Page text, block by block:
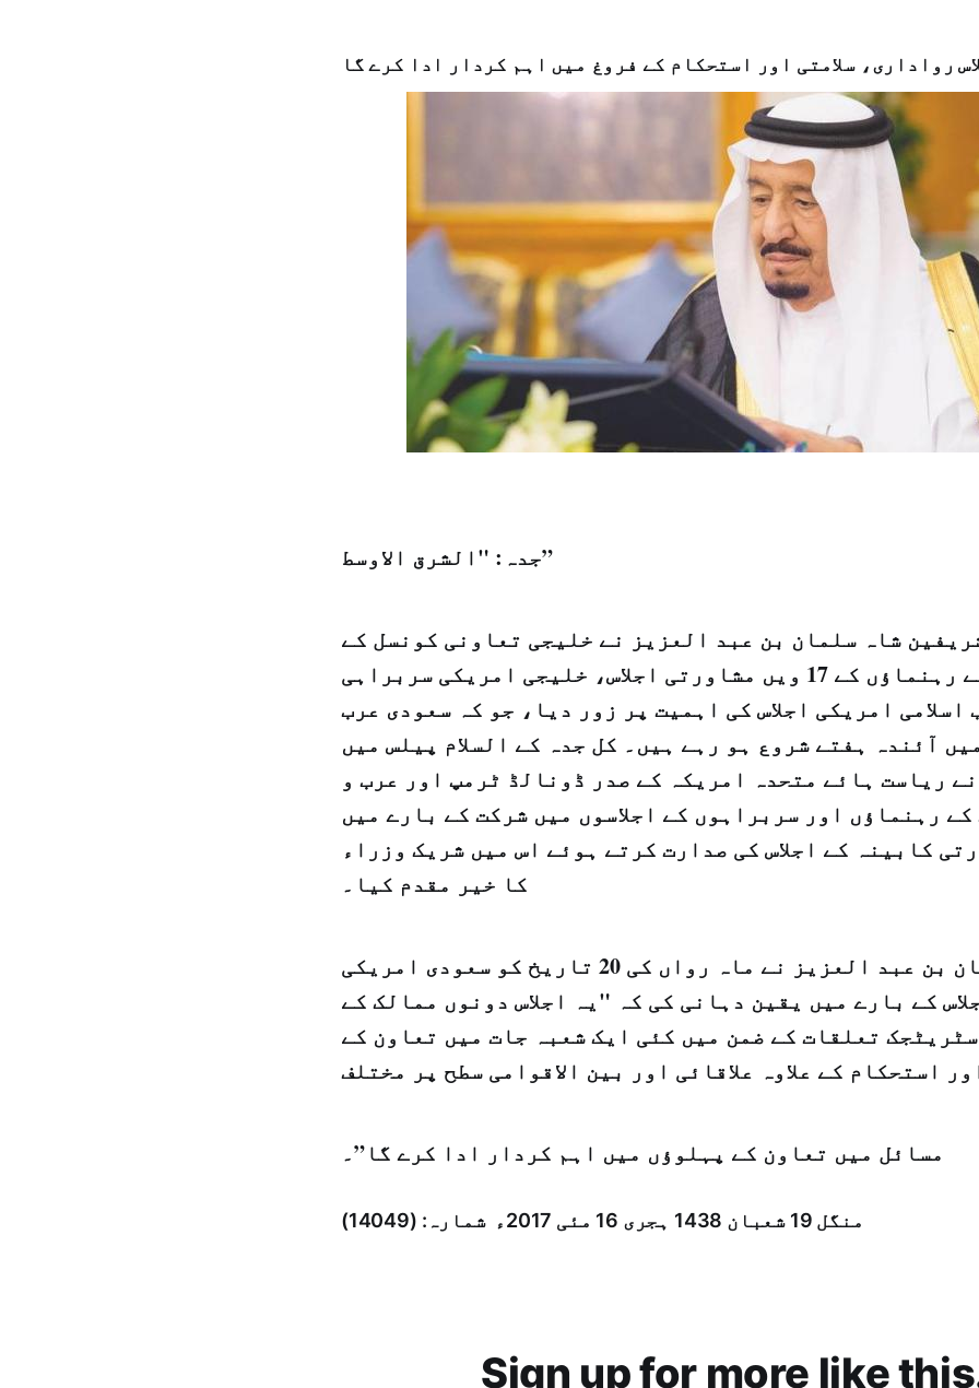
رواداری، سلامتی اور استحکام کے فروغ میں اہم کردار ادا کرے گا
جدہ: "الشرق الاوسط”
شاہ سلمان بن عبد العزیز نے خلیجی تعاونی کونسل کے
رکن ممالک کے رہنماؤں کے 17 ویں مشاورتی اجلاس، خلیجی امریکی سربراہی
اسلامی امریکی اجلاس کی اہمیت پر زور دیا، جو کہ سعودی عرب
آئندہ ہفتے شروع ہو رہے ہیں۔ کل جدہ کے السلام پیلس میں
ریاست ہائے متحدہ امریکہ کے صدر ڈونالڈ ٹرمپ اور عرب و
کے رہنماؤں اور سربراہوں کے اجلاسوں میں شرکت کے بارے میں
کابینہ کے اجلاس کی صدارت کرتے ہوئے اس میں شریک وزراء
کا خیر مقدم کیا۔
شاہ سلمان بن عبد العزیز نے ماہ رواں کی 20 تاریخ کو سعودی امریکی
کے بارے میں یقین دہانی کی کہ "یہ اجلاس دونوں ممالک کے
تعلقات کے ضمن میں کئی ایک شعبہ جات میں تعاون کے
استحکام کے علاوہ علاقائی اور بین الاقوامی سطح پر مختلف
مسائل میں تعاون کے پہلوؤں میں اہم کردار ادا کرے گا”۔
منگل 19 شعبان 1438 ہجری­ 16 مئی 2017ء شمارہ: (14049)
Sign up for more like